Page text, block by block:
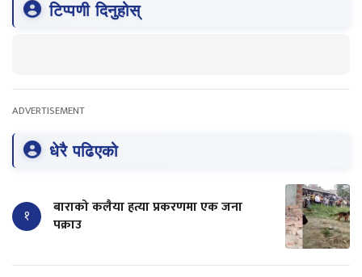
टिप्पणी दिनुहोस्
ADVERTISEMENT
धेरै पढिएको
१
बाराको कलैया हत्या प्रकरणमा एक जना
पक्राउ